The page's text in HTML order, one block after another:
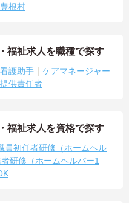
根村
福祉求人を職種で探す
看護助手
ケアマネージャー
供責任者
福祉求人を資格で探す
員初任者研修（ホームヘル
研修（ホームヘルパー1